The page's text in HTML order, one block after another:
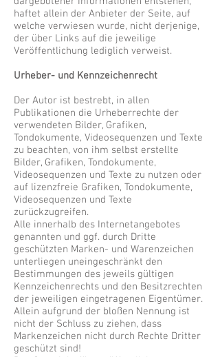
haftet allein der Anbieter der Seite, auf
welche verwiesen wurde, nicht derjenige,
der über Links auf die jeweilige
Veröffentlichung lediglich verweist.
Urheber- und Kennzeichenrecht
Der Autor ist bestrebt, in allen
Publikationen die Urheberrechte der
verwendeten Bilder, Grafiken,
Tondokumente, Videosequenzen und Texte
zu beachten, von ihm selbst erstellte
Bilder, Grafiken, Tondokumente,
Videosequenzen und Texte zu nutzen oder
auf lizenzfreie Grafiken, Tondokumente,
Videosequenzen und Texte
zurückzugreifen.
Alle innerhalb des Internetangebotes
genannten und ggf. durch Dritte
geschützten Marken- und Warenzeichen
unterliegen uneingeschränkt den
Bestimmungen des jeweils gültigen
Kennzeichenrechts und den Besitzrechten
der jeweiligen eingetragenen Eigentümer.
Allein aufgrund der bloßen Nennung ist
nicht der Schluss zu ziehen, dass
Markenzeichen nicht durch Rechte Dritter
geschützt sind!